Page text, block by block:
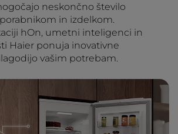
neskončno število
in izdelkom.
hOn, umetni inteligenci in
Haier ponuja inovativne
vašim potrebam.